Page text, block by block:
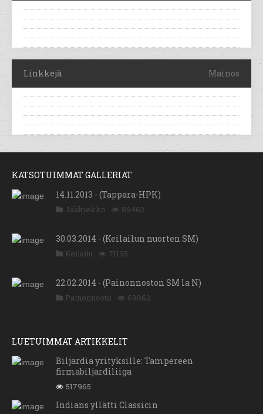
Linkkejä Mainos
KATSOTUIMMAT GALLERIAT
14.11.2013 - (Tappara-HPK)
Jääkiekko 89462
30.03.2014 - (Keilailun nuorten SM)
Keilailu 71195
22.02.2014 - (Painonnoston SM la N)
Painonnosto 69062
LUETUIMMAT ARTIKKELIT
Biljardia yrityksille: Tampereen
firmabiljardiliiga
517965
Indians yllätti Classicin